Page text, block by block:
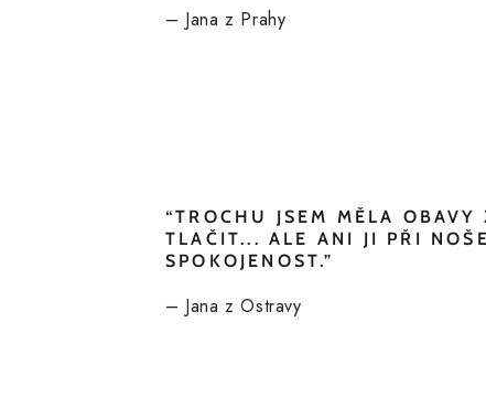
– Jana z Prahy
“TROCHU JSEM MĚLA
TLAČIT... ALE ANI JI PŘI
SPOKOJENOST.”
– Jana z Ostravy